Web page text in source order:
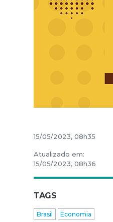
15/05/2023, 08h35
Atualizado em:
15/05/2023, 08h36
TAGS
Brasil
Economia